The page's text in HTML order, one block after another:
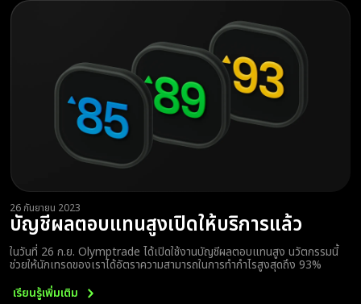
26 กันยายน 2023
บัญชีผลตอบแทนสูงเปิดให้บริการแล้ว
ในวันที่ 26 ก.ย. Olymptrade ได้เปิดใช้งานบัญชีผลตอบแทนสูง นวัตกรรมนี้
ช่วยให้นักเทรดของเราได้อัตราความสามารถในการทำกำไรสูงสุดถึง 93%
เรียนรู้เพิ่มเติม